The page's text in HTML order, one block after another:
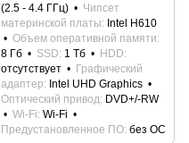
(2.5 - 4.4 ГГц)
Чипсет
материнской платы Intel H610
Объем оперативной памяти
8 Гб
SSD 1 Тб
HDD
отсутствует
Графический
адаптер Intel UHD Graphics
Оптический привод DVD+/-RW
Wi-Fi Wi-Fi
Предустановленное ПО без ОС